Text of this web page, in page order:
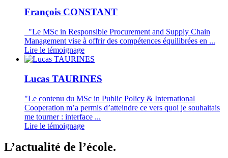
François CONSTANT
"Le MSc in Responsible Procurement and Supply Chain
Management vise à offrir des compétences équilibrées en ...
Lire le témoignage
Lucas TAURINES
"Le contenu du MSc in Public Policy & International
Cooperation m’a permis d’atteindre ce vers quoi je souhaitais
me tourner : interface ...
Lire le témoignage
L’actualité de l’école.